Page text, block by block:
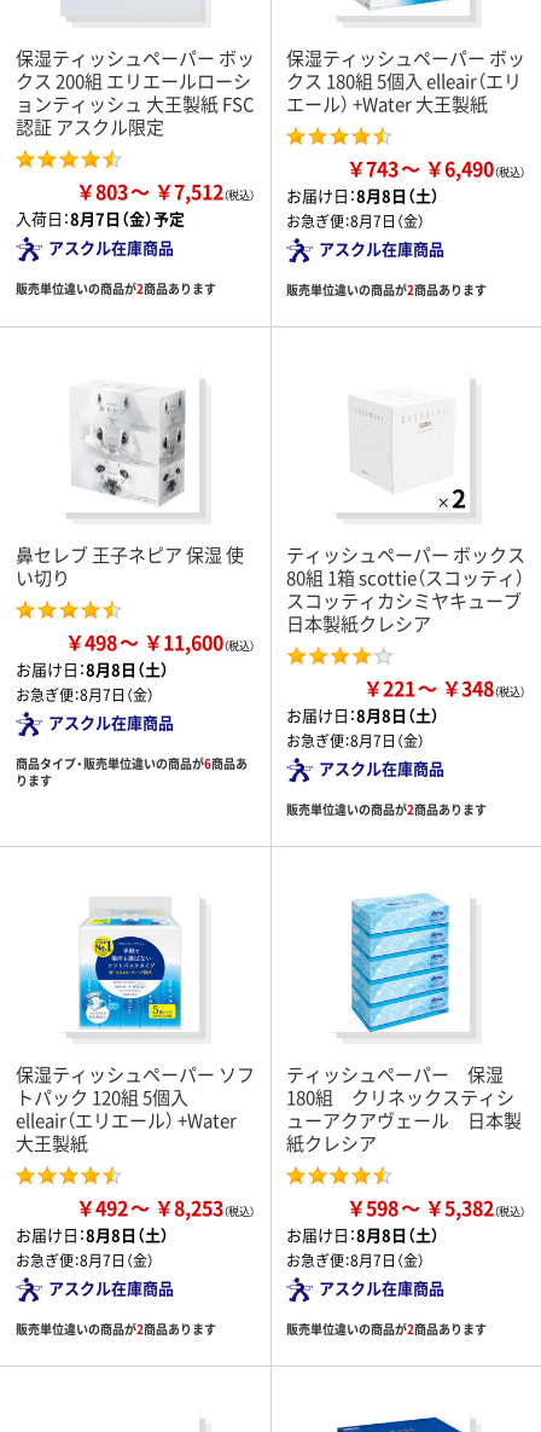
保湿ティッシュペーパー ボッ
クス 200組 エリエールローシ
ョンティッシュ 大王製紙 FSC
認証 アスクル限定
￥803 ￥7,512
入荷日：8月7日（金）予定
アスクル在庫商品
販売単位違いの商品が2商品あります
保湿ティッシュペーパー ボッ
クス 180組 5個入 elleair（エリ
エール） +Water 大王製紙
￥743 ￥6,490
お届け日：8月8日（土）
お急ぎ便：8月7日（金）
アスクル在庫商品
販売単位違いの商品が2商品あります
鼻セレブ 王子ネピア 保湿 使
い切り
￥498 ￥11,600
お届け日：8月8日（土）
お急ぎ便：8月7日（金）
アスクル在庫商品
商品タイプ・販売単位違いの商品が6商品あ
ります
ティッシュペーパー ボックス
80組 1箱 scottie（スコッティ）
スコッティカシミヤキューブ
日本製紙クレシア
￥221 ￥348
お届け日：8月8日（土）
お急ぎ便：8月7日（金）
アスクル在庫商品
販売単位違いの商品が2商品あります
保湿ティッシュペーパー ソフ
トパック 120組 5個入
elleair（エリエール） +Water
大王製紙
￥492 ￥8,253
お届け日：8月8日（土）
お急ぎ便：8月7日（金）
アスクル在庫商品
販売単位違いの商品が2商品あります
ティッシュペーパー 保湿
180組 クリネックスティシ
ューアクアヴェール 日本製
紙クレシア
￥598 ￥5,382
お届け日：8月8日（土）
お急ぎ便：8月7日（金）
アスクル在庫商品
販売単位違いの商品が2商品あります